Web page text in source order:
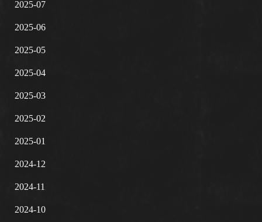
2025-07
2025-06
2025-05
2025-04
2025-03
2025-02
2025-01
2024-12
2024-11
2024-10